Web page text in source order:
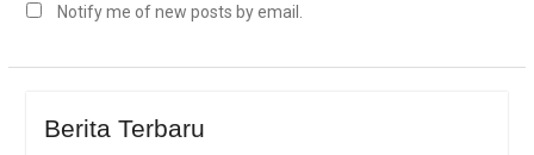
Notify me of new posts by email.
Berita Terbaru